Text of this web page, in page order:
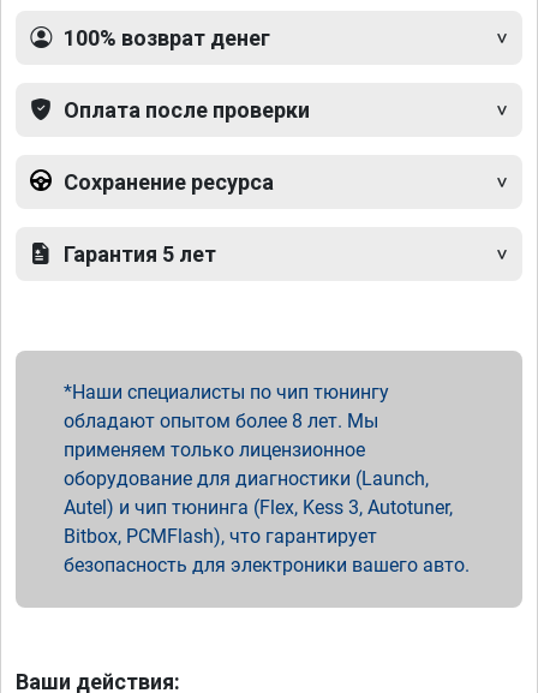
100% возврат денег
Оплата после проверки
Сохранение ресурса
Гарантия 5 лет
Наши специалисты по чип тюнингу
обладают опытом более 8 лет. Мы
применяем только лицензионное
оборудование для диагностики (Launch,
Autel) и чип тюнинга (Flex, Kess 3, Autotuner,
Bitbox, PCMFlash), что гарантирует
безопасность для электроники вашего авто.
Ваши действия: